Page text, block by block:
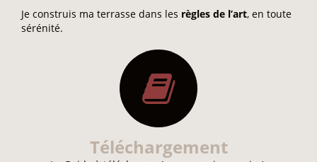
Je construis ma terrasse dans les règles de l’art, en toute
sérénité.
Téléchargement